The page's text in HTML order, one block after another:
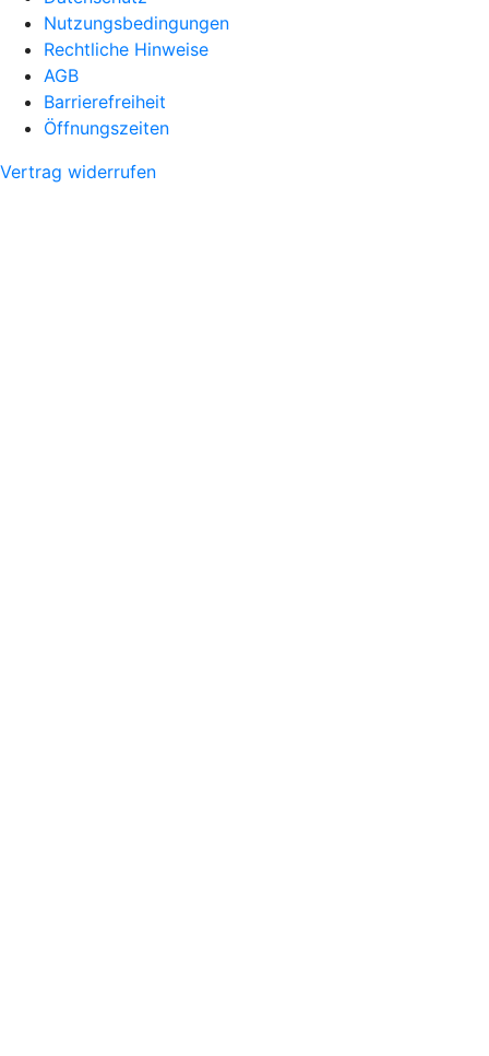
Nutzungsbedingungen
Rechtliche Hinweise
AGB
Barrierefreiheit
Öffnungszeiten
Vertrag widerrufen